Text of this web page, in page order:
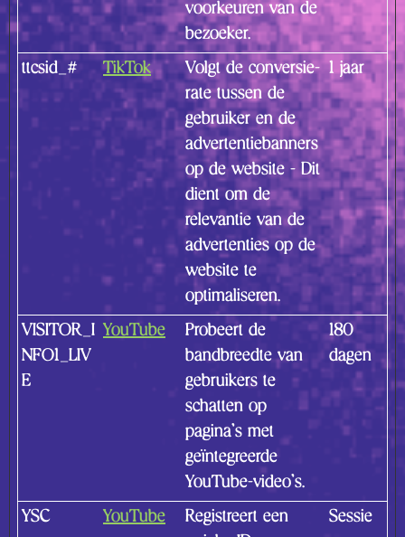
voorkeuren van de
bezoeker.
ttcsid_# TikTok
Volgt de conversie-
rate tussen de
gebruiker en de
advertentiebanners
op de website - Dit
dient om de
relevantie van de
advertenties op de
website te
optimaliseren.
1 jaar
VISITOR_I
NFO1_LIV
E
YouTube
Probeert de
bandbreedte van
gebruikers te
schatten op
pagina's met
geïntegreerde
YouTube-video's.
180
dagen
YSC YouTube
Registreert een
Sessie